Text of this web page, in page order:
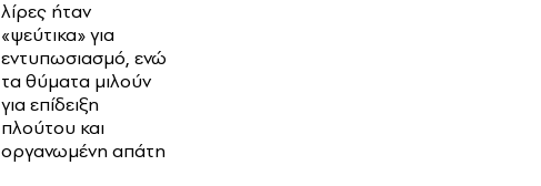
λίρες ήταν
«ψεύτικα» για
εντυπωσιασμό, ενώ
τα θύματα μιλούν
για επίδειξη
πλούτου και
οργανωμένη απάτη